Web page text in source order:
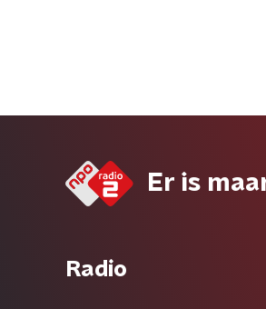
Er is
Radio